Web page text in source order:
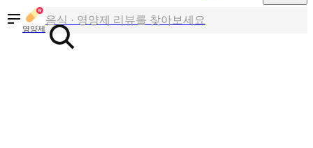
영양제
음식 · 영양제 리뷰를 찾아보세요